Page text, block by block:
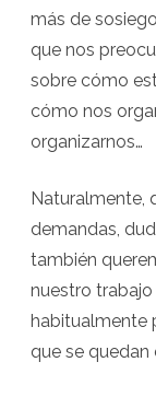
más de
que nos
sobre cómo
cómo nos
organizarnos…
Naturalmente,
demandas,
también
nuestro
habitualmente
que se quedan